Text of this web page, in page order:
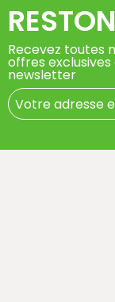
Recevez toutes
offres
newsletter